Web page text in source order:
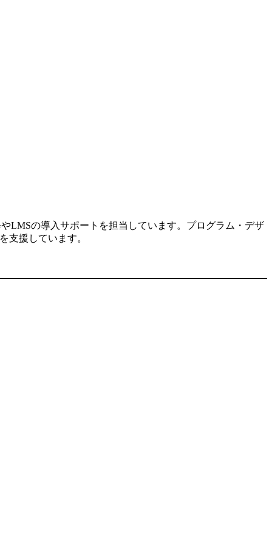
LMSの導入サポートを担当しています。プログラム・デザ
支援しています。